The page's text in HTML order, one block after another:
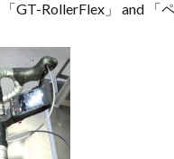
GT-RollerFlex」 and